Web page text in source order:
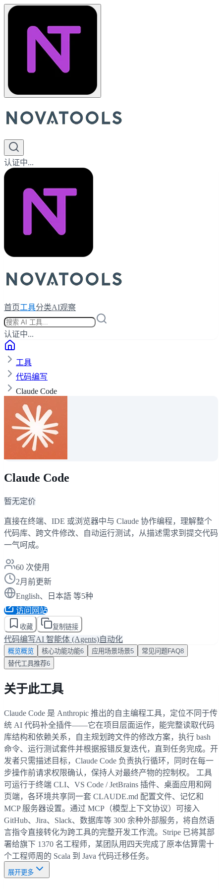
认证中...
首页工具分类AI观察
认证中...
工具
代码编写
Claude Code
Claude Code
暂无定价
直接在终端、IDE 或浏览器中与 Claude 协作编程，理解整个
代码库、跨文件修改、自动运行测试，从描述需求到提交代码
一气呵成。
60 次使用
2月前更新
English、日本語 等5种
访问网站
收藏 复制链接
代码编写AI 智能体 (Agents)自动化
概览概览 核心功能功能6 应用场景场景5 常见问题 FAQ8
替代工具推荐6
关于此工具
Claude Code 是 Anthropic 推出的自主编程工具，定位不同于传
统 AI 代码补全插件——它在项目层面运作，能完整读取代码
库结构和依赖关系，自主规划跨文件的修改方案，执行 bash
命令、运行测试套件并根据报错反复迭代，直到任务完成。开
发者只需描述目标，Claude Code 负责执行循环，同时在每一
步操作前请求权限确认，保持人对最终产物的控制权。 工具
可运行于终端 CLI、VS Code / JetBrains 插件、桌面应用和网
页端，各环境共享同一套 CLAUDE.md 配置文件、记忆和
MCP 服务器设置。通过 MCP（模型上下文协议）可接入
GitHub、Jira、Slack、数据库等 300 余种外部服务，将自然语
言指令直接转化为跨工具的完整开发工作流。Stripe 已将其部
署给旗下 1370 名工程师，某团队用四天完成了原本估算需十
个工程师周的 Scala 到 Java 代码迁移任务。
展开更多